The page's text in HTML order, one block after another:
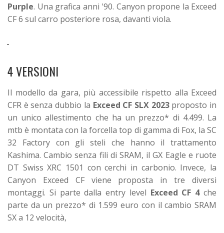
Purple. Una grafica anni '90. Canyon propone la Exceed
CF 6 sul carro posteriore rosa, davanti viola.
4 VERSIONI
Il modello da gara, più accessibile rispetto alla Exceed
CFR è senza dubbio la Exceed CF SLX 2023proposto in
un unico allestimento che ha un prezzo* di 4.499. La
mtb è montata con la forcella top di gamma di Fox, la SC
32 Factory con gli steli che hanno il trattamento
Kashima. Cambio senza fili di SRAM, il GX Eagle e ruote
DT Swiss XRC 1501 con cerchi in carbonio. Invece, la
Canyon Exceed CF viene proposta in tre diversi
montaggi. Si parte dalla entry level Exceed CF 4che
parte da un prezzo* di 1.599 euro con il cambio SRAM
SX a 12 velocità,